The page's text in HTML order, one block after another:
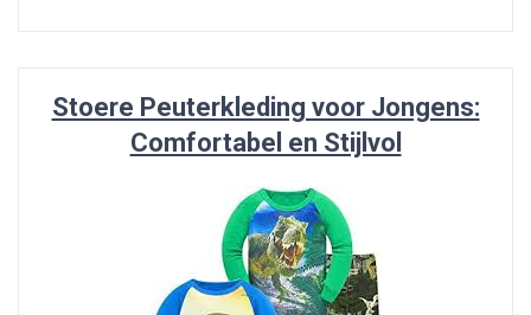
Stoere Peuterkleding voor Jongens:
Comfortabel en Stijlvol